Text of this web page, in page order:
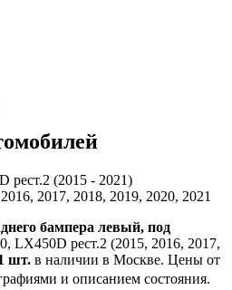
рест.2 (2015 - 2021)
2017, 2018, 2019, 2020, 2021
бампера левый, под
LX450D рест.2 (2015, 2016, 2017,
шт. в наличии в Москве. Цены от
и описанием состояния.